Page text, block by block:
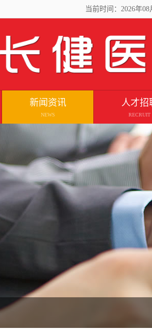
当前时间： 2026年
新闻资讯
NEWS
人才招
RECRUIT